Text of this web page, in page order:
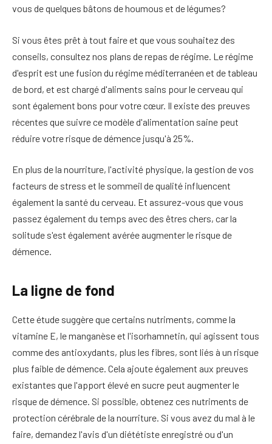
vous de quelques bâtons de houmous et de légumes?
Si vous êtes prêt à tout faire et que vous souhaitez des
conseils, consultez nos plans de repas de régime. Le régime
d'esprit est une fusion du régime méditerranéen et de tableau
de bord, et est chargé d'aliments sains pour le cerveau qui
sont également bons pour votre cœur. Il existe des preuves
récentes que suivre ce modèle d'alimentation saine peut
réduire votre risque de démence jusqu'à 25%.
En plus de la nourriture, l'activité physique, la gestion de vos
facteurs de stress et le sommeil de qualité influencent
également la santé du cerveau. Et assurez-vous que vous
passez également du temps avec des êtres chers, car la
solitude s'est également avérée augmenter le risque de
démence.
La ligne de fond
Cette étude suggère que certains nutriments, comme la
vitamine E, le manganèse et l'isorhamnetin, qui agissent tous
comme des antioxydants, plus les fibres, sont liés à un risque
plus faible de démence. Cela ajoute également aux preuves
existantes que l'apport élevé en sucre peut augmenter le
risque de démence. Si possible, obtenez ces nutriments de
protection cérébrale de la nourriture. Si vous avez du mal à le
faire, demandez l'avis d'un diététiste enregistré ou d'un